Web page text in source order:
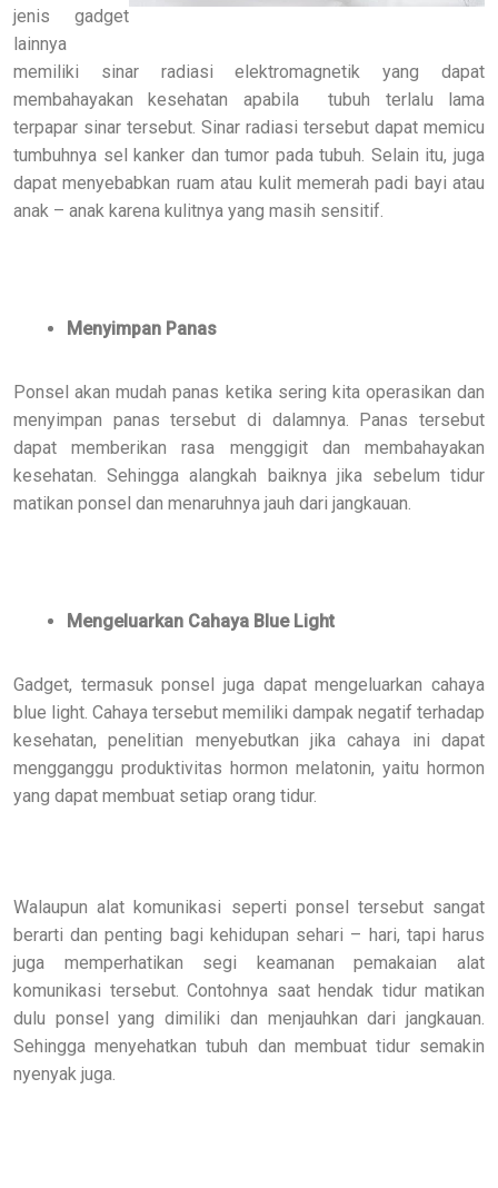
jenis gadget
lainnya
memiliki sinar radiasi elektromagnetik yang dapat
membahayakan kesehatan apabila
tubuh terlalu lama
terpapar sinar tersebut. Sinar radiasi tersebut dapat memicu
tumbuhnya sel kanker dan tumor pada tubuh. Selain itu, juga
dapat menyebabkan ruam atau kulit memerah padi bayi atau
anak – anak karena kulitnya yang masih sensitif.
Menyimpan Panas
Ponsel akan mudah panas ketika sering kita operasikan dan
menyimpan panas tersebut di dalamnya. Panas tersebut
dapat memberikan rasa menggigit dan membahayakan
kesehatan. Sehingga alangkah baiknya jika sebelum tidur
matikan ponsel dan menaruhnya jauh dari jangkauan.
Mengeluarkan Cahaya Blue Light
Gadget, termasuk ponsel juga dapat mengeluarkan cahaya
blue light. Cahaya tersebut memiliki dampak negatif terhadap
kesehatan, penelitian menyebutkan jika cahaya ini dapat
mengganggu produktivitas hormon melatonin, yaitu hormon
yang dapat membuat setiap orang tidur.
Walaupun alat komunikasi seperti ponsel tersebut sangat
berarti dan penting bagi kehidupan sehari – hari, tapi harus
juga memperhatikan segi keamanan pemakaian alat
komunikasi tersebut. Contohnya saat hendak tidur matikan
dulu ponsel yang dimiliki dan menjauhkan dari jangkauan.
Sehingga menyehatkan tubuh dan membuat tidur semakin
nyenyak juga.